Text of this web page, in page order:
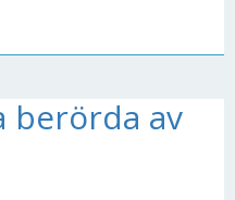
berörda av